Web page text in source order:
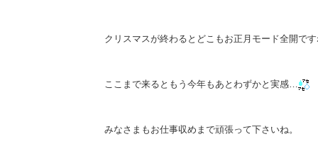
クリスマスが終わるとどこもお正月モード全開で
ここまで来るともう今年もあとわずかと実感…
みなさまもお仕事収めまで頑張って下さいね。